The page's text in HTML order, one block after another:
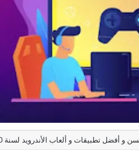
و أفضل تطبيقات و ألعاب الأندرويد لسنة 2020